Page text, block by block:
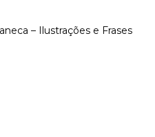
– Ilustrações e Frases